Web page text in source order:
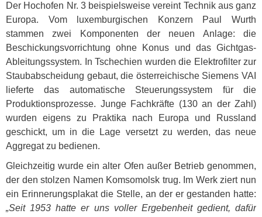
Der Hochofen Nr. 3 beispielsweise vereint Technik aus ganz
Europa. Vom luxemburgischen Konzern Paul Wurth
stammen zwei Komponenten der neuen Anlage: die
Beschickungsvorrichtung ohne Konus und das Gichtgas-
Ableitungssystem. In Tschechien wurden die Elektrofilter zur
Staubabscheidung gebaut, die österreichische Siemens VAI
lieferte das automatische Steuerungssystem für die
Produktionsprozesse. Junge Fachkräfte (130 an der Zahl)
wurden eigens zu Praktika nach Europa und Russland
geschickt, um in die Lage versetzt zu werden, das neue
Aggregat zu bedienen.
Gleichzeitig wurde ein alter Ofen außer Betrieb genommen,
der den stolzen Namen Komsomolsk trug. Im Werk ziert nun
ein Erinnerungsplakat die Stelle, an der er gestanden hatte:
„Seit 1953 hatte er uns voller Ergebenheit gedient, dafür